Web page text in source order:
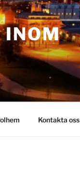
INOM
Kontakta oss